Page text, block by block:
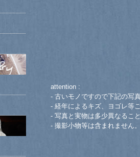
attention :
- 古いモノですので下記の写
- 経年によるキズ、ヨゴレ等
- 写真と実物は多少異なるこ
- 撮影小物等は含まれません